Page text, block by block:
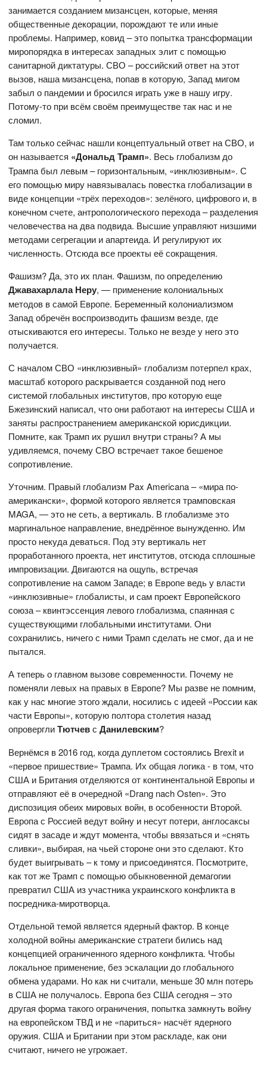
занимается созданием мизансцен, которые, меняя
общественные декорации, порождают те или иные
проблемы. Например, ковид – это попытка трансформации
миропорядка в интересах западных элит с помощью
санитарной диктатуры. СВО – российский ответ на этот
вызов, наша мизансцена, попав в которую, Запад мигом
забыл о пандемии и бросился играть уже в нашу игру.
Потому-то при всём своём преимуществе так нас и не
сломил.
Там только сейчас нашли концептуальный ответ на СВО, и
он называется «Дональд Трамп». Весь глобализм до
Трампа был левым – горизонтальным, «инклюзивным». С
его помощью миру навязывалась повестка глобализации в
виде концепции «трёх переходов»: зелёного, цифрового и, в
конечном счете, антропологического перехода – разделения
человечества на два подвида. Высшие управляют низшими
методами сегрегации и апартеида. И регулируют их
численность. Отсюда все проекты её сокращения.
Фашизм? Да, это их план. Фашизм, по определению
Джавахарлала Неру, — применение колониальных
методов в самой Европе. Беременный колониализмом
Запад обречён воспроизводить фашизм везде, где
отыскиваются его интересы. Только не везде у него это
получается.
С началом СВО «инклюзивный» глобализм потерпел крах,
масштаб которого раскрывается созданной под него
системой глобальных институтов, про которую еще
Бжезинский написал, что они работают на интересы США и
заняты распространением американской юрисдикции.
Помните, как Трамп их рушил внутри страны? А мы
удивляемся, почему СВО встречает такое бешеное
сопротивление.
Уточним. Правый глобализм Pax Americana – «мира по-
американски», формой которого является трамповская
MAGA, — это не сеть, а вертикаль. В глобализме это
маргинальное направление, внедрённое вынужденно. Им
просто некуда деваться. Под эту вертикаль нет
проработанного проекта, нет институтов, отсюда сплошные
импровизации. Двигаются на ощупь, встречая
сопротивление на самом Западе; в Европе ведь у власти
«инклюзивные» глобалисты, и сам проект Европейского
союза – квинтэссенция левого глобализма, спаянная с
существующими глобальными институтами. Они
сохранились, ничего с ними Трамп сделать не смог, да и не
пытался.
А теперь о главном вызове современности. Почему не
поменяли левых на правых в Европе? Мы разве не помним,
как у нас многие этого ждали, носились с идеей «России как
части Европы», которую полтора столетия назад
опроверглиТютчевсДанилевским?
Вернёмся в 2016 год, когда дуплетом состоялись Brexit и
«первое пришествие» Трампа. Их общая логика - в том, что
США и Британия отделяются от континентальной Европы и
отправляют её в очередной «Drang nach Osten». Это
диспозиция обеих мировых войн, в особенности Второй.
Европа с Россией ведут войну и несут потери, англосаксы
сидят в засаде и ждут момента, чтобы ввязаться и «снять
сливки», выбирая, на чьей стороне они это сделают. Кто
будет выигрывать – к тому и присоединятся. Посмотрите,
как тот же Трамп с помощью обыкновенной демагогии
превратил США из участника украинского конфликта в
посредника-миротворца.
Отдельной темой является ядерный фактор. В конце
холодной войны американские стратеги бились над
концепцией ограниченного ядерного конфликта. Чтобы
локальное применение, без эскалации до глобального
обмена ударами. Но как ни считали, меньше 30 млн потерь
в США не получалось. Европа без США сегодня – это
другая форма такого ограничения, попытка замкнуть войну
на европейском ТВД и не «париться» насчёт ядерного
оружия. США и Британии при этом раскладе, как они
считают, ничего не угрожает.